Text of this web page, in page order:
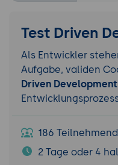
Test Driven
Als Entwickler
Aufgabe, validen
Driven Development
186
2 Tage oder 4